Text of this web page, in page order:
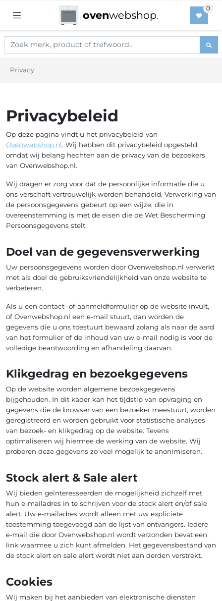
ovenwebshop.
Privacy
Privacybeleid
Op deze pagina vindt u het privacybeleid van
Ovenwebshop.nl. Wij hebben dit privacybeleid opgesteld
omdat wij belang hechten aan de privacy van de bezoekers
van Ovenwebshop.nl.
Wij dragen er zorg voor dat de persoonlijke informatie die u
ons verschaft vertrouwelijk worden behandeld. Verwerking van
de persoonsgegevens gebeurt op een wijze, die in
overeenstemming is met de eisen die de Wet Bescherming
Persoonsgegevens stelt.
Doel van de gegevensverwerking
Uw persoonsgegevens worden door Ovenwebshop.nl verwerkt
met als doel de gebruiksvriendelijkheid van onze website te
verbeteren.
Als u een contact- of aanmeldformulier op de website invult,
of Ovenwebshop.nl een e-mail stuurt, dan worden de
gegevens die u ons toestuurt bewaard zolang als naar de aard
van het formulier of de inhoud van uw e-mail nodig is voor de
volledige beantwoording en afhandeling daarvan.
Klikgedrag en bezoekgegevens
Op de website worden algemene bezoekgegevens
bijgehouden. In dit kader kan het tijdstip van opvraging en
gegevens die de browser van een bezoeker meestuurt, worden
geregistreerd en worden gebruikt voor statistische analyses
van bezoek- en klikgedrag op de website. Tevens
optimaliseren wij hiermee de werking van de website. Wij
proberen deze gegevens zo veel mogelijk te anonimiseren.
Stock alert & Sale alert
Wij bieden geïnteresseerden de mogelijkheid zichzelf met
hun e-mailadres in te schrijven voor de stock alert en/of sale
alert. Uw e-mailadres wordt alleen met uw expliciete
toestemming toegevoegd aan de lijst van ontvangers. Iedere
e-mail die door Ovenwebshop.nl wordt verzonden bevat een
link waarmee u zich kunt afmelden. Het gegevensbestand van
de stock alert en sale alert wordt niet aan derden verstrekt.
Cookies
Wij maken bij het aanbieden van elektronische diensten